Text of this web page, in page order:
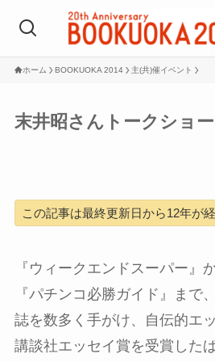
ホーム BOOKUOKA 2014 主(共)催イベント
末井昭さんトークショー
この記事は最終更新日から12年が
『ウィークエンドスーパー』
『パチンコ必勝ガイド』まで
誌を数多く手がけ、自伝的エ
講談社エッセイ賞を受賞した